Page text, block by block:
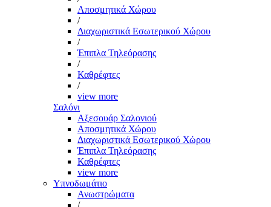
Αποσμητικά Χώρου
/
Διαχωριστικά Εσωτερικού Χώρου
/
Έπιπλα Τηλεόρασης
/
Καθρέφτες
/
view more
Σαλόνι
Αξεσουάρ Σαλονιού
Αποσμητικά Χώρου
Διαχωριστικά Εσωτερικού Χώρου
Έπιπλα Τηλεόρασης
Καθρέφτες
view more
Υπνοδωμάτιο
Ανωστρώματα
/